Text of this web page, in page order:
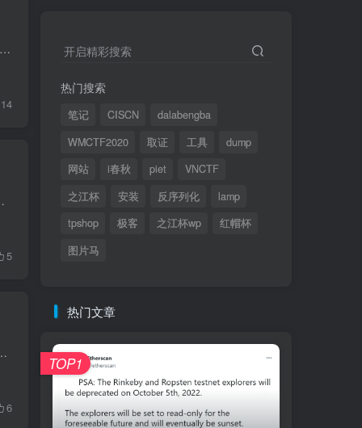
题目信息 题目名称: SEAL 911 作者: 3doc 难度: 高级 类型: EVM 预编译合约利用 题目描述 You barely manage to get off bed as your phone rings. It's THAT ringtone: there's a call for you...
14
contract for their users. It would be a...
5
也有关系。 对安全研究本身的兴趣也大打折扣，至少对我而言上班天天搞安全...
6
开启精彩搜索
热门搜索
笔记 CISCN
dalabengba
WMCTF2020
取证 工具
dump
网站
i春秋 piet
VNCTF
之江杯
安装 反序列化
lamp
tpshop
极客 之江杯wp
红帽杯
图片马
热门文章
TOP1